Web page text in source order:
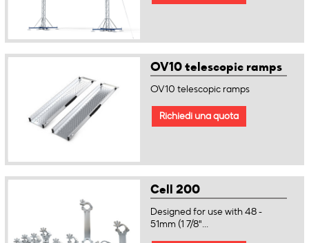
OV10 telescopic ramps
OV10 telescopic ramps
Richiedi una quota
Cell 200
Designed for use with 48 -
51mm (1 7/8"...